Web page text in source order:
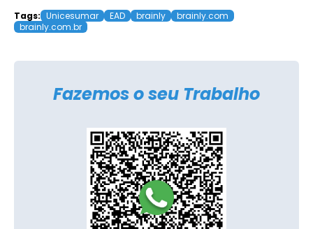
Tags: Unicesumar EAD brainly
brainly.com
brainly.com.br
Fazemos o seu Trabalho